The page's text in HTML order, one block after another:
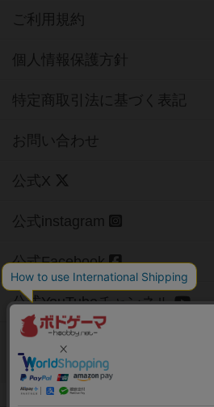
ご利用規約
個人情報保護方針
特定商取引法に基づく表記
お問い合わせ
公式X
公式instagram
公式Facebook
公式YouTubeチャンネル